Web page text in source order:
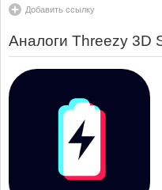
Добавить ссылку
Аналоги Threezy 3D